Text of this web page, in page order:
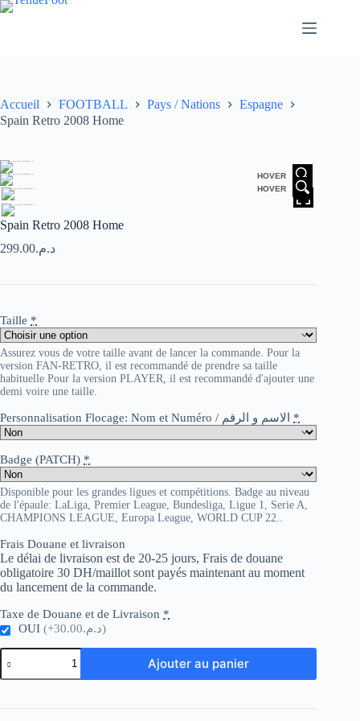
Passer
Accueil FOOTBALL Pays / Nations
Espagne
Spain Retro 2008 Home
HOVER
HOVER
Spain Retro 2008 Home
د.م.299.00
Taille *
Assurez vous de votre taille avant de lancer la commande. Pour la
version FAN-RETRO, il est recommandé de prendre sa taille
habituelle Pour la version PLAYER, il est recommandé d'ajouter une
demi voire une taille.
Personnalisation Flocage: Nom et Numéro / الاسم و الرقم *
Badge (PATCH) *
Disponible pour les grandes ligues et compétitions. Badge au niveau
de l'épaule: LaLiga, Premier League, Bundesliga, Ligue 1, Serie A,
CHAMPIONS LEAGUE, Europa League, WORLD CUP 22..
Frais Douane et livraison
Le délai de livraison est de 20-25 jours, Frais de douane
obligatoire 30 DH/maillot sont payés maintenant au moment
du lancement de la commande.
Taxe de Douane et de Livraison *
OUI
(+د.م.30.00)
quantité
de
Spain
2008
Ajouter au panier